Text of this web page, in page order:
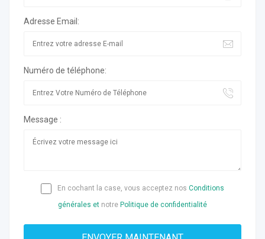
Adresse Email:
Numéro de téléphone:
Message :
En cochant la case, vous acceptez nos Conditions
générales et notre Politique de confidentialité